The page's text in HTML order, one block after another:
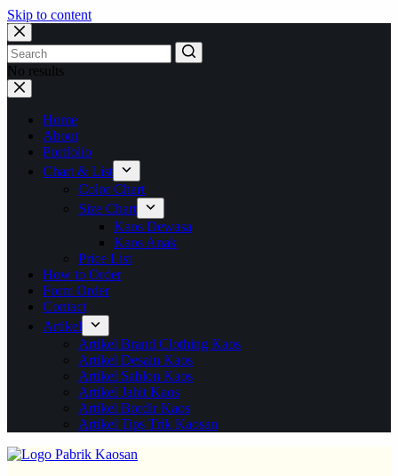
Skip to content
No results
Home
About
Portfolio
Chart & List
Color Chart
Size Chart
Kaos Dewasa
Kaos Anak
Price List
How to Order
Form Order
Contact
Artikel
Artikel Brand Clothing Kaos
Artikel Desain Kaos
Artikel Sablon Kaos
Artikel Jahit Kaos
Artikel Bordir Kaos
Artikel Tips Trik Kaosan